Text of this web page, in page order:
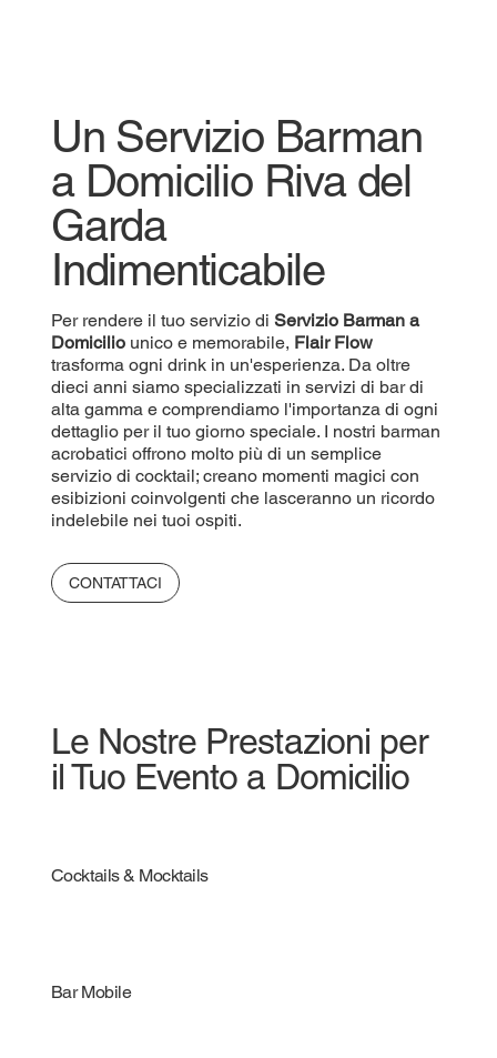
Un Servizio Barman
a Domicilio Riva del
Garda
Indimenticabile
Per rendere il tuo servizio di Servizio Barman a
Domicilio unico e memorabile, Flair Flow
trasforma ogni drink in un'esperienza. Da oltre
dieci anni siamo specializzati in servizi di bar di
alta gamma e comprendiamo l'importanza di ogni
dettaglio per il tuo giorno speciale. I nostri barman
acrobatici offrono molto più di un semplice
servizio di cocktail; creano momenti magici con
esibizioni coinvolgenti che lasceranno un ricordo
indelebile nei tuoi ospiti.
CONTATTACI
Le Nostre Prestazioni per
il Tuo Evento a Domicilio
Cocktails & Mocktails
Bar Mobile